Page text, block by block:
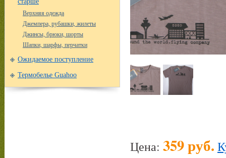
Верхняя одежда
Джемпера, рубашки, жилеты
Джинсы, брюки, шорты
Шапки, шарфы, перчатки
Ожидаемое поступление
Термобелье Guahoo
Цена: 359 руб.